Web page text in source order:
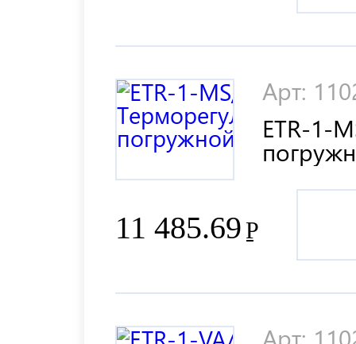
11 485.69Р
Арт:
ETR-1-
Арт: